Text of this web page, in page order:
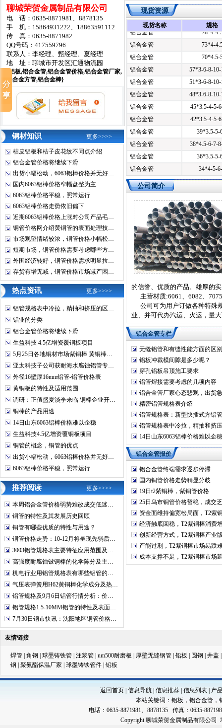
聊城荣贺金属制品有限公司
电 话：0635-8871981、8878135
手 机：15864931222、18863591112
传 真：0635-8871982
QQ号码：417559796
联系人：李经理、甄经理、夏经理
地 址：聊城市开发区汇通物流园
{铝板,铝合金管,铝合金管价格,铝合金管厂家,
铝合金方管,铝合金棒}
钢材知识 更多>>>>
桔皮铝板和桔子皮花纹不同点介绍
铝合金管价格将继续下滑
出货小幅松动，6063铝棒价格并无好…
国内6063铝棒价格窄幅盘整为主
6063铝棒价格平稳，照常运行
6063铝棒价格走势依旧偏下
近期6063铝棒价格上涨对公司产品毛…
铜管价格网介绍黄铜管的表面处理技…
市场观望情绪较浓，铜管价格小幅松…
短期市场，铜管价格需要考虑哪些方…
外围经济转好，铜管价格需求明显拉…
存货有增无减，铜管价格市场减产困…
热点资讯 更多>>>>
铝管规格表中冷拉，精抽和挤压的区…
铝业的分类
铝合金管价格将继续下滑
生益科技 4.5亿增资覆铜板项目
5月25日各地铜材市场紫铜棒 黄铜棒…
亚太科技子公司获耐海水腐蚀铝管专…
外径16壁厚16mm铝管-铝管价格表
黄铜板的特性及适用范围
调研：正值盛夏淡季来临 铜棒企业开…
铜棒的产品用途
14日山东6063铝棒价格难以企稳
生益科技4.5亿增资覆铜板项目
铜管的概念，铜管的优点
出货小幅松动，6063铝棒价格并无好…
6063铝棒价格平稳，照常运行
推荐阅读 更多>>>>
本周铝合金管价格弱势难改成交低迷…
铜管的特性及其发展历史回顾
铜管有哪些优质的特性与用途？
铜管价格走势：10-12月将呈现先弱后…
3003铝管规格表主要特征应用范围及…
高强度耐腐蚀铍铜棒的化学陈分及主…
机电行业用铝管规格表有哪些铝管的…
气压表弹簧用H62黄铜棒化学成分及热…
铝管规格及9月6日铝管行情分析：价…
铝管规格1.5-10MM铝管的特性及表面…
7月30日钢市快讯：沈阳地区铜管价格…
现货资源
现货名称 规格
铝合金管
89*4.5
铝合金管
83*4.5-
铝合金管
78*4-
铝合金管
73*4-
铝合金管
70*4.5-
铝合金管
57*3-6-8-
铝合金管
51*3-6-8-
铝合金管
48*3-6-8-
铝合金管
45*3.5-4-5-
铝合金管
42*3.5-4-5-
铝合金管
39*3.5-5-
铝合金管
38*4.5-6-7-
铝合金管
36*3.5-5-
铝合金管
34*4-5-
铝合金管
32*3.5-4-
铝合金管
铝管
25*2.5-3-
铝管
24*2.5-3-
铝管
20*2-2.5-
铝管
18*2-3-
铝合金管
16*1.5-
铝管
14*1.5-
铝合金管
127*4.5
铝合金管
127*4.5
铝合金管
121*4.5
铝合金管
114*4.5
铝合金管
108*4.5
铝合金管
102*4.5
铝合金管
95*4.5
铝合金管
89*4.5
铝合金管
83*4.5-
铝合金管
铝合金管
73*4-
铝合金管
70*4.5-
铝合金管
57*3-6-8-
铝合金管
铝合金管
45*3.5-4-5-
铝合金管
42*3.5-4-5-
铝合金管
39*3.5-5-
铝合金管
38*4.5-6-7-
铝合金管
36*3.5-5-
铝合金管
34*4-5-
铝合金管
28*3-3.5-
公司简介
的信誉、优质的产品、雄厚
主营材质:6061、6082、
公司可为用户订做各种特殊
业、并可代办汽运、火运，量
铝合金管专栏
无缝铝管和有缝性能方面的区别
铝板冲裁模间隙是多少呢？
穿孔铝板吊顶施工要求
铝管焊接需要考虑的几项内容
铝合金管厂家心态悲观，出货
精密铝管规格表介绍
铝管规格表：新型快插式方铝管
铝管规格表中冷拉，精抽和挤
14日山东6063铝棒价格难以企稳
铝合金管报价
铝合金管终端需求逐步停滞
国内铜管价格走势稍显分歧
19日t2紫铜棒，紫铜管价格
25日乌市铜管价格暂稳，成交
资金面维持偏宽松局面，T2紫
经济触底回稳，T2紫铜棒消费
创新经营方式，T2紫铜棒产业
产能过剩，T2紫铜棒市场易跌
成本支撑不足，T2紫铜棒市场
友情链接
焊管 角钢 球墨铸铁管 注浆管 nm500耐磨板 厚壁无缝钢管 铅板 圆钢 井盖
钢
聚氨酯保温厂家 球墨铸铁管件 铅板
返回首页 信息导航 信息推荐 信息列表
产
本站关键词： 铝板 ， 铝合金管 ，
电话：0635-8871981、8878135 传真：0635-
Copyright 聊城荣贺金属制品有限公